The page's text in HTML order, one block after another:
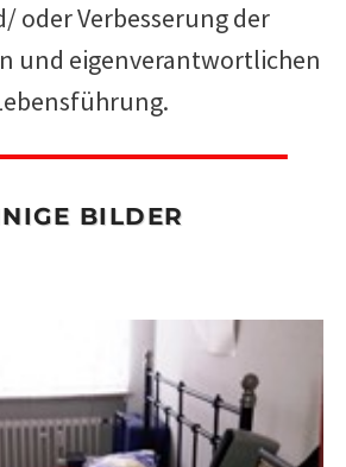
oder Verbesserung der
und eigenverantwortlichen
BILDER